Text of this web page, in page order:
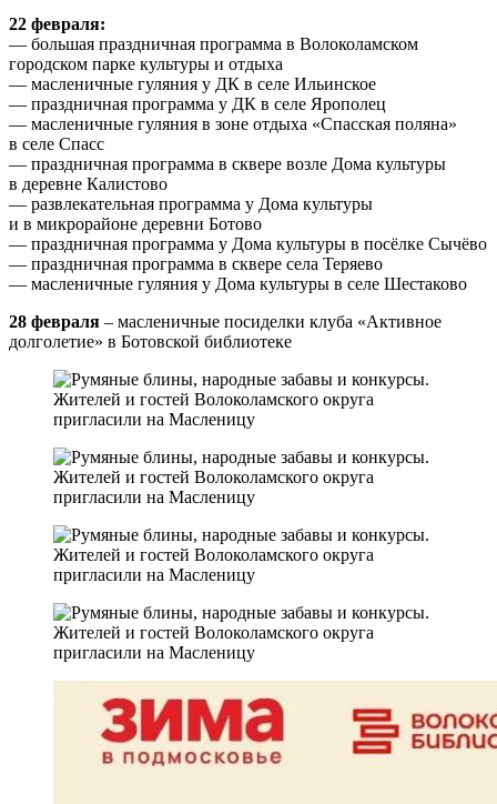
22 февраля:
— большая праздничная программа в Волоколамском
городском парке культуры и отдыха
— масленичные гуляния у ДК в селе Ильинское
— праздничная программа у ДК в селе Ярополец
— масленичные гуляния в зоне отдыха «Спасская поляна»
в селе Спасс
— праздничная программа в сквере возле Дома культуры
в деревне Калистово
— развлекательная программа у Дома культуры
и в микрорайоне деревни Ботово
— праздничная программа у Дома культуры в посёлке Сычёво
— праздничная программа в сквере села Теряево
— масленичные гуляния у Дома культуры в селе Шестаково
28 февраля – масленичные посиделки клуба «Активное
долголетие» в Ботовской библиотеке